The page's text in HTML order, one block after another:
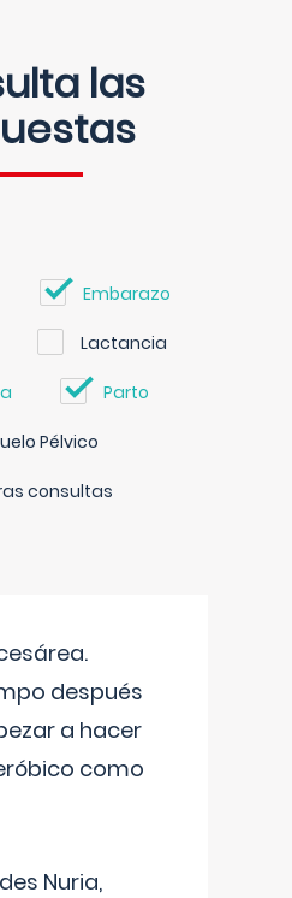
las
Embarazo
Lactancia
Parto
Pélvico
consultas
después
a hacer
como
Nuria,